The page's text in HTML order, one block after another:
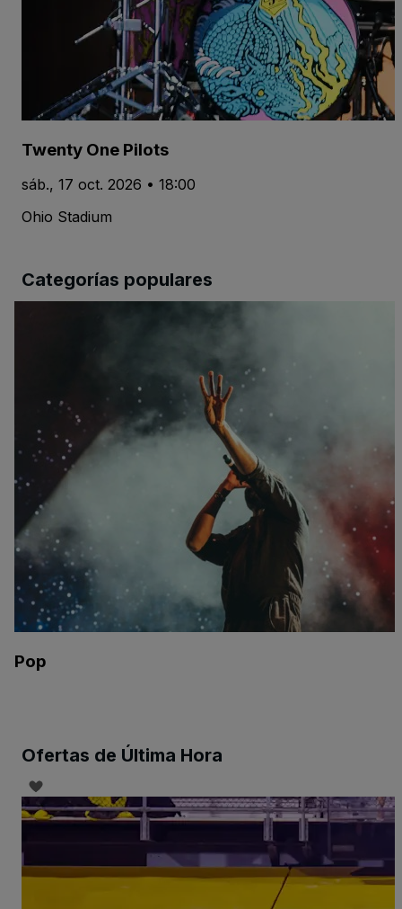
Twenty One Pilots
sáb., 17 oct. 2026 • 18:00
Ohio Stadium
Categorías populares
Pop
Ofertas de Última Hora